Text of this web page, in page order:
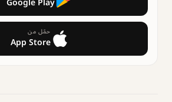
حمّل من
App Store